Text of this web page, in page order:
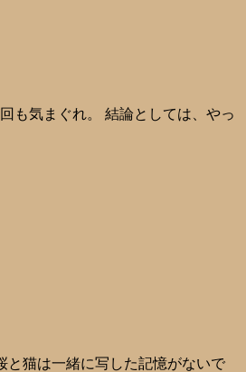
も気まぐれ。 結論としては、やっ
と猫は一緒に写した記憶がないで